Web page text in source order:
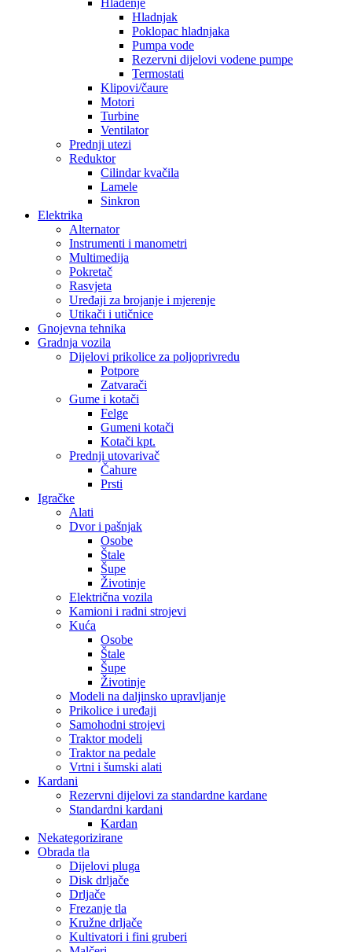
Hlađenje
Hladnjak
Poklopac hladnjaka
Pumpa vode
Rezervni dijelovi vodene pumpe
Termostati
Klipovi/čaure
Motori
Turbine
Ventilator
Prednji utezi
Reduktor
Cilindar kvačila
Lamele
Sinkron
Elektrika
Alternator
Instrumenti i manometri
Multimedija
Pokretač
Rasvjeta
Uređaji za brojanje i mjerenje
Utikači i utičnice
Gnojevna tehnika
Gradnja vozila
Dijelovi prikolice za poljoprivredu
Potpore
Zatvarači
Gume i kotači
Felge
Gumeni kotači
Kotači kpt.
Prednji utovarivač
Čahure
Prsti
Igračke
Alati
Dvor i pašnjak
Osobe
Štale
Šupe
Životinje
Električna vozila
Kamioni i radni strojevi
Kuća
Osobe
Štale
Šupe
Životinje
Modeli na daljinsko upravljanje
Prikolice i uređaji
Samohodni strojevi
Traktor modeli
Traktor na pedale
Vrtni i šumski alati
Kardani
Rezervni dijelovi za standardne kardane
Standardni kardani
Kardan
Nekategorizirane
Obrada tla
Dijelovi pluga
Disk drljače
Drljače
Frezanje tla
Kružne drljače
Kultivatori i fini gruberi